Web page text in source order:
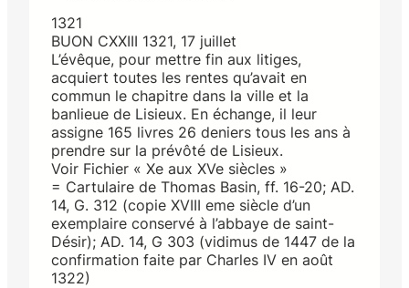
1321
BUON CXXIII 1321, 17 juillet
L’évêque, pour mettre fin aux litiges,
acquiert toutes les rentes qu’avait en
commun le chapitre dans la ville et la
banlieue de Lisieux. En échange, il leur
assigne 165 livres 26 deniers tous les ans à
prendre sur la prévôté de Lisieux.
Voir Fichier « Xe aux XVe siècles »
= Cartulaire de Thomas Basin, ff. 16-20; AD.
14, G. 312 (copie XVIII eme siècle d’un
exemplaire conservé à l’abbaye de saint-
Désir); AD. 14, G 303 (vidimus de 1447 de la
confirmation faite par Charles IV en août
1322)